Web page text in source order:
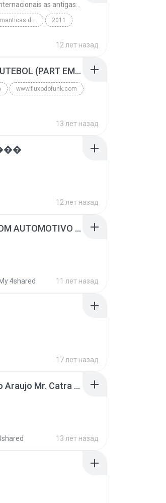
top 10 musicas romanticas dj valmir santos pitanga pr 2011
12 лет назад
MC GUIME - PAIS DO FUTEBOL (PART EMICIDA) 2014.mp3
www.fluxodofunk.com
13 лет назад
12 лет назад
SUGAR - MARRON 5 SOM AUTOMOTIVO (DJ COTONETE BHZ).mp3
My 4shared 11 лет назад
17 лет назад
Thiago Brava Cristiano Araujo Mr. Catra - Ta Soltinha.mp3
13 лет назад